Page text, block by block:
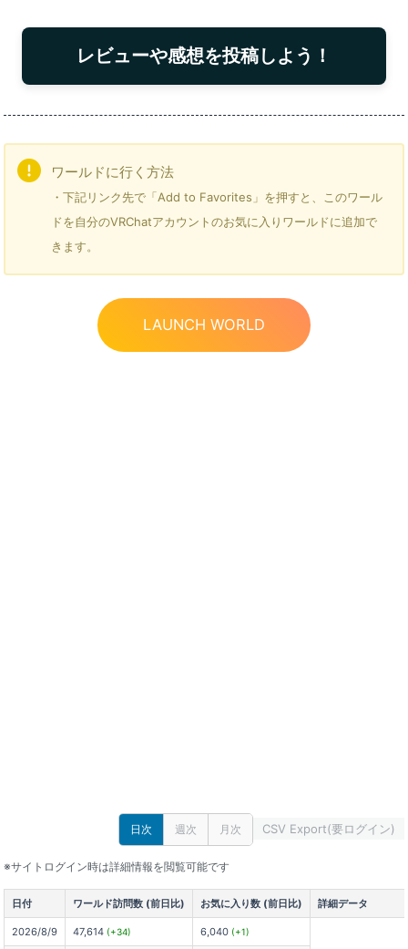
レビューや感想を投稿しよう！
ワールドに行く方法
・下記リンク先で「Add to Favorites」を押すと、このワール
ドを自分のVRChatアカウントのお気に入りワールドに追加で
きます。
LAUNCH WORLD
日次 週次 月次 CSV Export(要ログイン)
※サイトログイン時は詳細情報を閲覧可能です
日付 ワールド訪問数 (前日比) お気に入り数 (前日比) 詳細データ
2026/8/9 47,614 (+34) 6,040 (+1)